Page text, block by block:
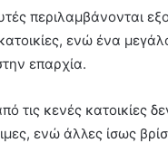
περιλαμβάνονται
ενώ ένα
επαρχία.
τις κενές κατοικίες
ενώ άλλες ίσως